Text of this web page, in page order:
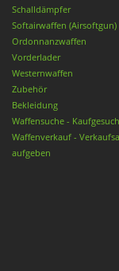
Schalldämpfer
Softairwaffen (Airsoftgun)
Ordonnanzwaffen
Vorderlader
Westernwaffen
Zubehör
Bekleidung
Waffensuche -
Waffenverkauf -
aufgeben